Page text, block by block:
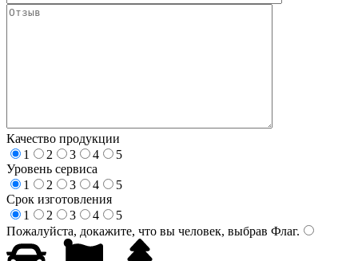
Качество продукции
1
2 3 4
5
Уровень сервиса
1
2 3 4
5
Срок изготовления
1
2 3 4
5
Пожалуйста, докажите, что вы человек, выбрав Флаг.